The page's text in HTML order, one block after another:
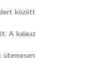
között
A kalauz
ütemesen